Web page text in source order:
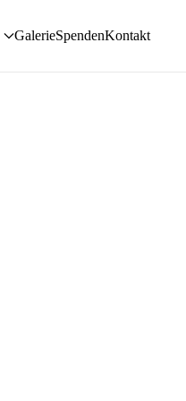
GalerieSpendenKontakt